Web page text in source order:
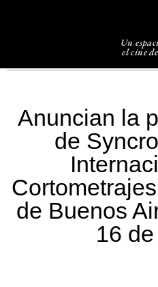
Un
el cine
Anuncian la
de
de Buenos
16